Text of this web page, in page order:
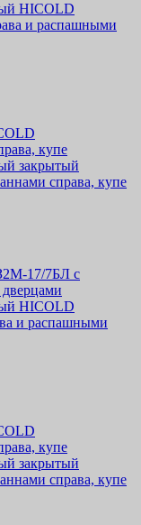
HICOLD
и распашными
закрытый
справа, купе
HICOLD
и распашными
закрытый
справа, купе